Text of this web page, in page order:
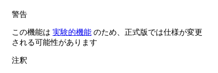
警告
この機能は 実験的機能 のため、正式版では仕様が変更
される可能性があります
注釈